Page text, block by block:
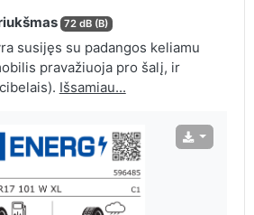
72 dB (B)
susijęs su padangos keliamu
pravažiuoja pro šalį, ir
Išsamiau...